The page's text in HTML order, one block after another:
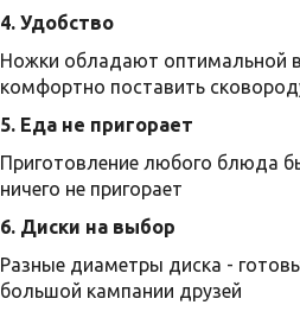
4. Удобство
Ножки обладают оптимальной
комфортно поставить
5. Еда не пригорает
Приготовление любого блюда
ничего не пригорает
6. Диски на выбор
Разные диаметры диска -
большой кампании друзей